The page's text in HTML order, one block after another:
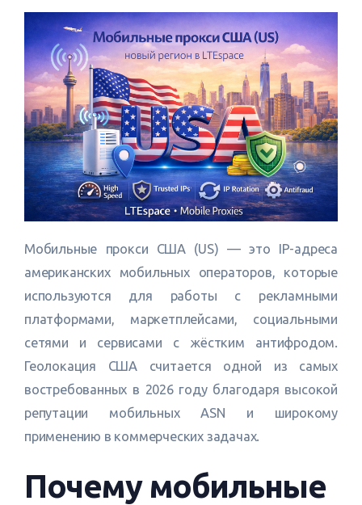
Мобильные прокси США (US) — это IP-адреса
американских мобильных операторов, которые
используются для работы с рекламными
платформами, маркетплейсами, социальными
сетями и сервисами с жёстким антифродом.
Геолокация США считается одной из самых
востребованных в 2026 году благодаря высокой
репутации мобильных ASN и широкому
применению в коммерческих задачах.
Почему мобильные